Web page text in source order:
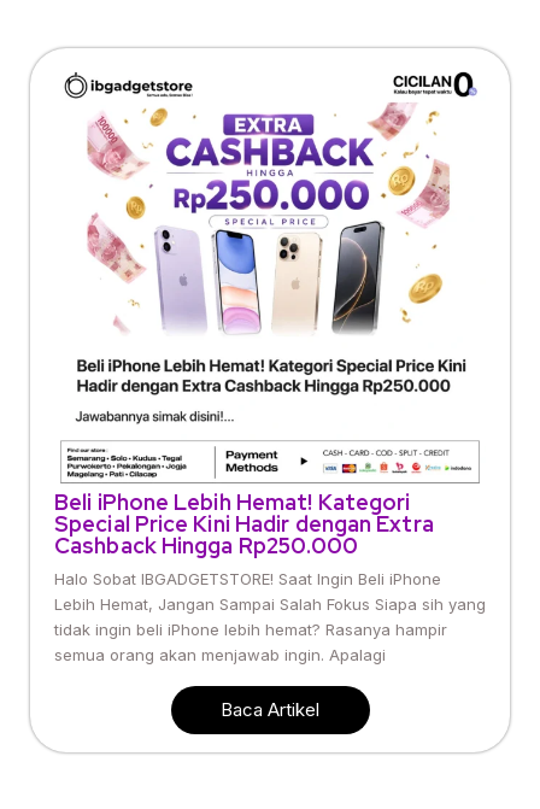
Beli iPhone Lebih Hemat! Kategori
Special Price Kini Hadir dengan Extra
Cashback Hingga Rp250.000
Halo Sobat IBGADGETSTORE! Saat Ingin Beli iPhone
Lebih Hemat, Jangan Sampai Salah Fokus Siapa sih yang
tidak ingin beli iPhone lebih hemat? Rasanya hampir
semua orang akan menjawab ingin. Apalagi
Baca Artikel